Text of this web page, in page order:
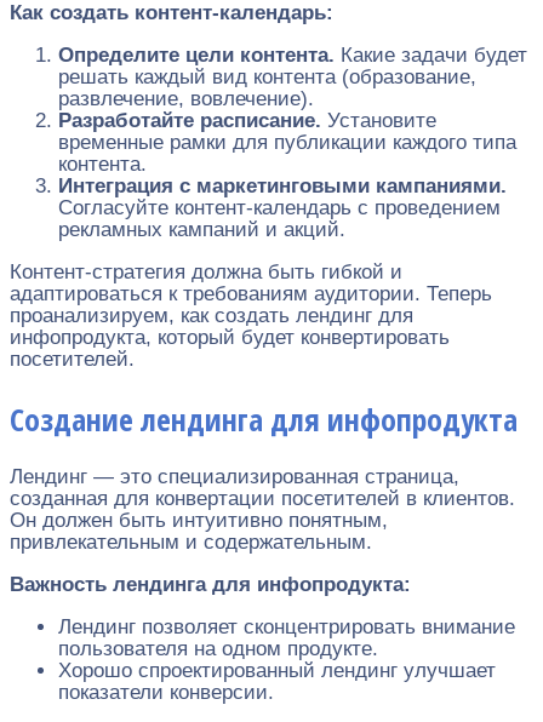
Как создать контент-календарь:
Определите цели контента. Какие задачи будет
решать каждый вид контента (образование,
развлечение, вовлечение).
Разработайте расписание. Установите
временные рамки для публикации каждого типа
контента.
Интеграция с маркетинговыми кампаниями.
Согласуйте контент-календарь с проведением
рекламных кампаний и акций.
Контент-стратегия должна быть гибкой и
адаптироваться к требованиям аудитории. Теперь
проанализируем, как создать лендинг для
инфопродукта, который будет конвертировать
посетителей.
Создание лендинга для инфопродукта
Лендинг — это специализированная страница,
созданная для конвертации посетителей в клиентов.
Он должен быть интуитивно понятным,
привлекательным и содержательным.
Важность лендинга для инфопродукта:
Лендинг позволяет сконцентрировать внимание
пользователя на одном продукте.
Хорошо спроектированный лендинг улучшает
показатели конверсии.